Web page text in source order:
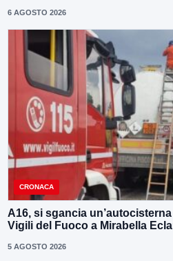
6 AGOSTO 2026
CRONACA
A16, si sgancia
Vigili del Fuoco a Mirabella
5 AGOSTO 2026